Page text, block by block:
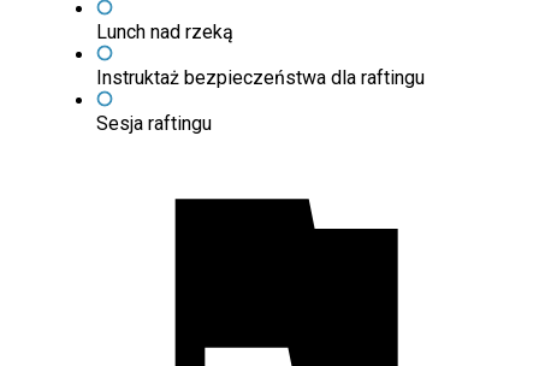
Lunch nad rzeką
Instruktaż bezpieczeństwa dla raftingu
Sesja raftingu